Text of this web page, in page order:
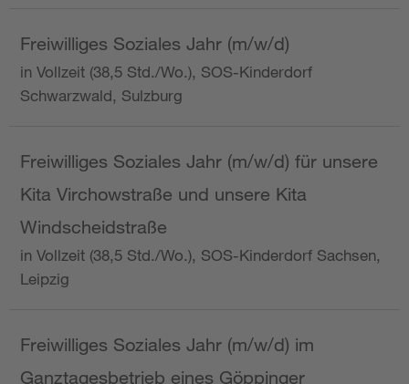
Freiwilliges Soziales Jahr (m/w/d)
in Vollzeit (38,5 Std./Wo.), SOS-Kinderdorf
Schwarzwald, Sulzburg
Freiwilliges Soziales Jahr (m/w/d) für unsere
Kita Virchowstraße und unsere Kita
Windscheidstraße
in Vollzeit (38,5 Std./Wo.), SOS-Kinderdorf Sachsen,
Leipzig
Freiwilliges Soziales Jahr (m/w/d) im
Ganztagesbetrieb eines Göppinger